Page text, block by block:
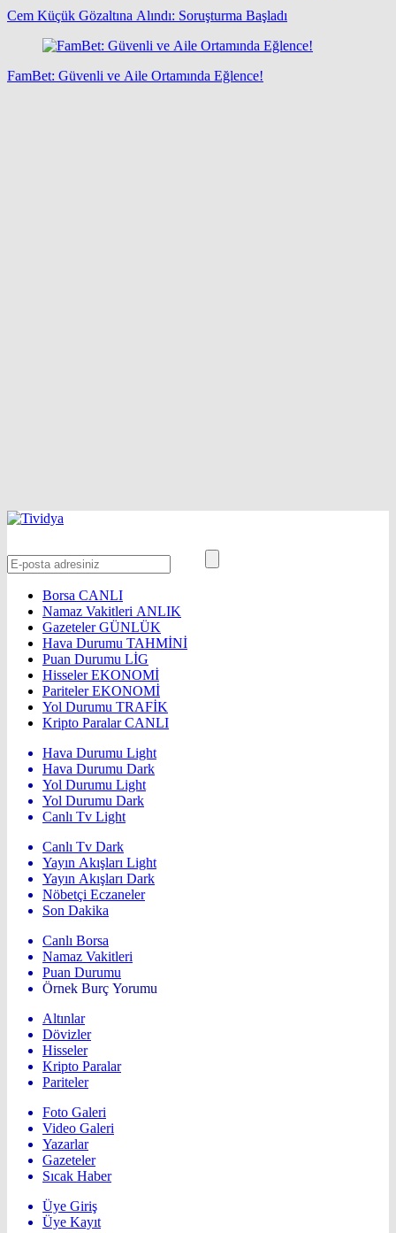
Cem Küçük Gözaltına Alındı: Soruşturma Başladı
FamBet: Güvenli ve Aile Ortamında Eğlence!
Borsa CANLI
Namaz Vakitleri ANLIK
GazetelerGÜNLÜK
Hava Durumu TAHMİNİ
Puan Durumu LİG
HisselerEKONOMİ
ParitelerEKONOMİ
Yol Durumu TRAFİK
Kripto ParalarCANLI
Hava Durumu Light
Hava Durumu Dark
Yol Durumu Light
Yol Durumu Dark
Canlı Tv Light
Canlı Tv Dark
Yayın Akışları Light
Yayın Akışları Dark
Nöbetçi Eczaneler
Son Dakika
Canlı Borsa
Namaz Vakitleri
Puan Durumu
Örnek Burç Yorumu
Altınlar
Dövizler
Hisseler
Kripto Paralar
Pariteler
Foto Galeri
Video Galeri
Yazarlar
Gazeteler
Sıcak Haber
Üye Giriş
Üye Kayıt